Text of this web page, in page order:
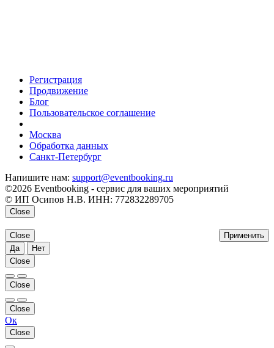
Регистрация
Продвижение
Блог
Пользовательское соглашение
Москва
Обработка данных
Санкт-Петербург
Напишите нам: support@eventbooking.ru
©2026 Eventbooking - сервис для ваших мероприятий
© ИП Осипов Н.В. ИНН: 772832289705
Close
Применить
Close
Да
Нет
Close
Close
Close
Ок
Close